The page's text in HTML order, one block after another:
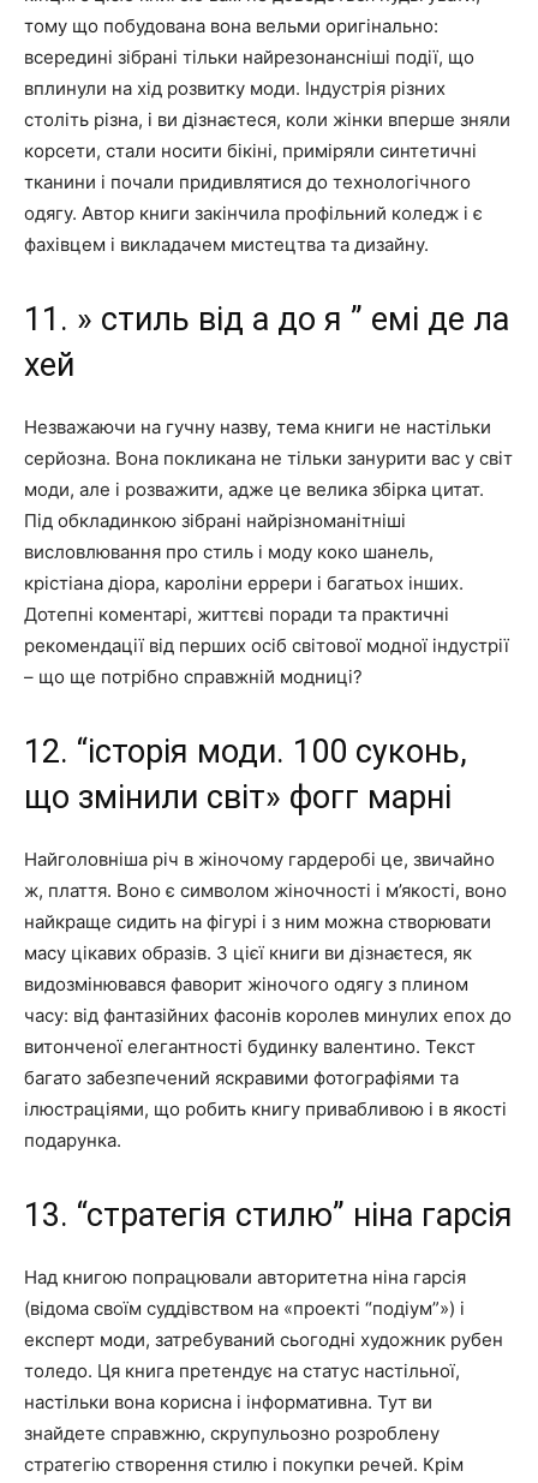
тому що побудована вона вельми оригінально:
всередині зібрані тільки найрезонансніші події, що
вплинули на хід розвитку моди. Індустрія різних
століть різна, і ви дізнаєтеся, коли жінки вперше зняли
корсети, стали носити бікіні, приміряли синтетичні
тканини і почали придивлятися до технологічного
одягу. Автор книги закінчила профільний коледж і є
фахівцем і викладачем мистецтва та дизайну.
11. » стиль від а до я ” емі де ла
хей
Незважаючи на гучну назву, тема книги не настільки
серйозна. Вона покликана не тільки занурити вас у світ
моди, але і розважити, адже це велика збірка цитат.
Під обкладинкою зібрані найрізноманітніші
висловлювання про стиль і моду коко шанель,
крістіана діора, кароліни еррери і багатьох інших.
Дотепні коментарі, життєві поради та практичні
рекомендації від перших осіб світової модної індустрії
– що ще потрібно справжній модниці?
12. “історія моди. 100 суконь,
що змінили світ» фогг марні
Найголовніша річ в жіночому гардеробі це, звичайно
ж, плаття. Воно є символом жіночності і м’якості, воно
найкраще сидить на фігурі і з ним можна створювати
масу цікавих образів. З цієї книги ви дізнаєтеся, як
видозмінювався фаворит жіночого одягу з плином
часу: від фантазійних фасонів королев минулих епох до
витонченої елегантності будинку валентино. Текст
багато забезпечений яскравими фотографіями та
ілюстраціями, що робить книгу привабливою і в якості
подарунка.
13. “стратегія стилю” ніна гарсія
Над книгою попрацювали авторитетна ніна гарсія
(відома своїм суддівством на «проекті “подіум”») і
експерт моди, затребуваний сьогодні художник рубен
толедо. Ця книга претендує на статус настільної,
настільки вона корисна і інформативна. Тут ви
знайдете справжню, скрупульозно розроблену
стратегію створення стилю і покупки речей. Крім